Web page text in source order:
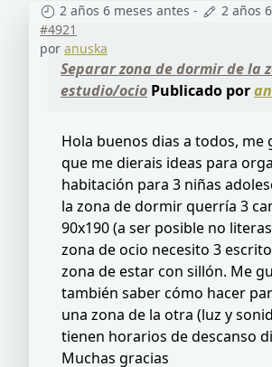
2 años 6 meses antes -
2 años
#4921
por anuska
Separar zona de dormir de la
estudio/ocio Publicado por
Hola buenos dias a todos, me
que me dierais ideas para
habitación para 3 niñas
la zona de dormir querría 3
90x190 (a ser posible no
zona de ocio necesito 3
zona de estar con sillón. Me
también saber cómo hacer
una zona de la otra (luz y
tienen horarios de descanso
Muchas gracias